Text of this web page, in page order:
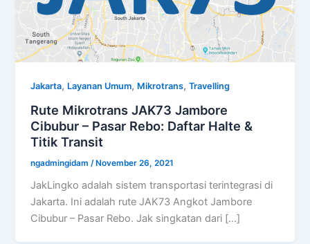
Jakarta, Layanan Umum, Mikrotrans,Travelling
Rute Mikrotrans JAK73 Jambore
Cibubur – Pasar Rebo: Daftar Halte &
Titik Transit
ngadmingidam /November 26, 2021
JakLingko adalah sistem transportasi terintegrasi di
Jakarta. Ini adalah rute JAK73 Angkot Jambore
Cibubur – Pasar Rebo. Jak singkatan dari […]